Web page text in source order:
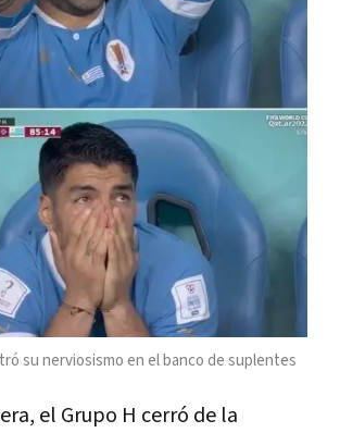
su nerviosismo en el banco de suplentes
el Grupo H cerró de la